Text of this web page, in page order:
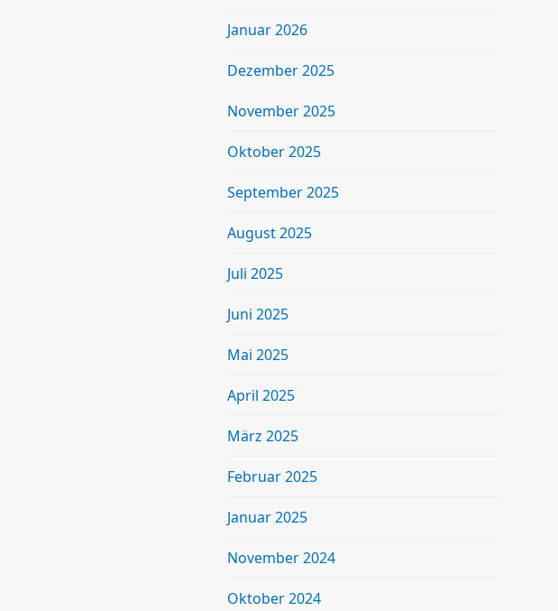
Januar 2026
Dezember 2025
November 2025
Oktober 2025
September 2025
August 2025
Juli 2025
Juni 2025
Mai 2025
April 2025
März 2025
Februar 2025
Januar 2025
November 2024
Oktober 2024